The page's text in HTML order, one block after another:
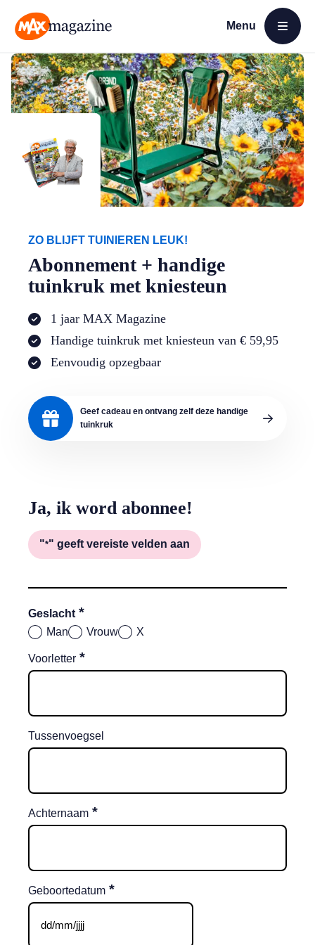
Menu
Open menu
ZO BLIJFT TUINIEREN LEUK!
Abonnement + handige
tuinkruk met kniesteun
1 jaar MAX Magazine
Handige tuinkruk met kniesteun van € 59,95
Eenvoudig opzegbaar
Geef cadeau en ontvang zelf deze handige
tuinkruk
Ja, ik word abonnee!
"*" geeft vereiste velden aan
Geslacht *
Man Vrouw X
Voorletter *
Tussenvoegsel
Achternaam *
Geboortedatum *
DD